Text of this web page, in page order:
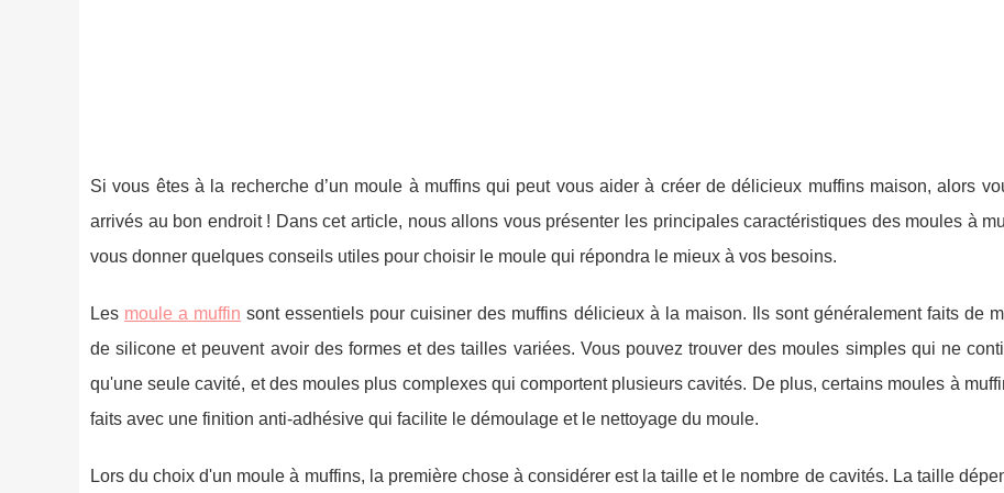
Si vous êtes à la recherche d’un moule à muffins qui peut vous aider à créer de délicieux muffins maison, alors
arrivés au bon endroit ! Dans cet article, nous allons vous présenter les principales caractéristiques des moules à
vous donner quelques conseils utiles pour choisir le moule qui répondra le mieux à vos besoins.
Les moule a muffin sont essentiels pour cuisiner des muffins délicieux à la maison. Ils sont généralement faits de
de silicone et peuvent avoir des formes et des tailles variées. Vous pouvez trouver des moules simples qui ne
qu'une seule cavité, et des moules plus complexes qui comportent plusieurs cavités. De plus, certains moules à
faits avec une finition anti-adhésive qui facilite le démoulage et le nettoyage du moule.
Lors du choix d'un moule à muffins, la première chose à considérer est la taille et le nombre de cavités. La taille